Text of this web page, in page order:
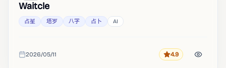
Waitcle
占星 塔罗 八字 占卜 AI
收录时间
2026/05/11 评分4.9